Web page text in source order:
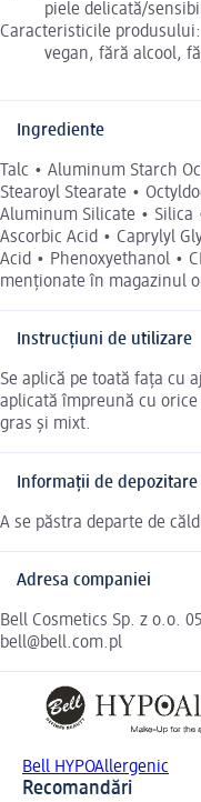
piele delicată/
Caracteristicile produsului:
vegan, fără alcool,
Ingrediente
Talc • Aluminum Starch
Stearoyl Stearate •
Aluminum Silicate • Silica
Ascorbic Acid • Caprylyl
Acid • Phenoxyethanol •
menționate în magazinul
Instrucțiuni de utilizare
Se aplică pe toată fața cu
aplicată împreună cu
gras și mixt.
Informații de depozitare
A se păstra departe de
Adresa companiei
Bell Cosmetics Sp. z o.o.
bell@bell.com.pl
Bell HYPOAllergenic
Recomandări